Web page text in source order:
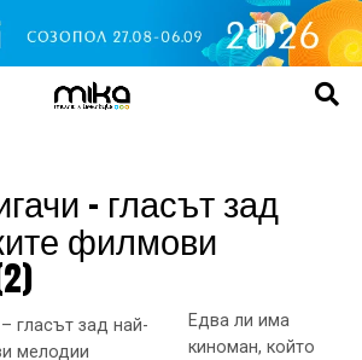
– гласът зад
филмови
Едва ли има
киноман, който